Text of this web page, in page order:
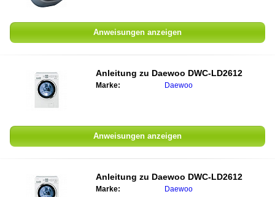
Anweisungen anzeigen
Anleitung zu Daewoo DWC-LD2612
Marke: Daewoo
Anweisungen anzeigen
Anleitung zu Daewoo DWC-LD2612
Marke: Daewoo